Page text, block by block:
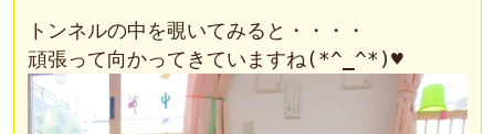
トンネルの中を覗いてみると・・・・